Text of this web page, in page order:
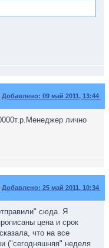
Добавлено: 09 май 2011, 13:44
лично
Добавлено: 25 май 2011, 10:34
сюда. Я
цена и срок
что на все
("сегодняшняя" неделя